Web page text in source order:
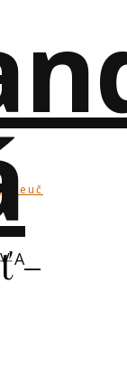
A
,
Neuč
–